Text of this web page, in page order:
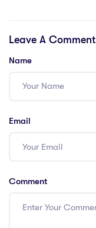
ke-59 Pondok
Leave A Comment
Name
Email
Comment